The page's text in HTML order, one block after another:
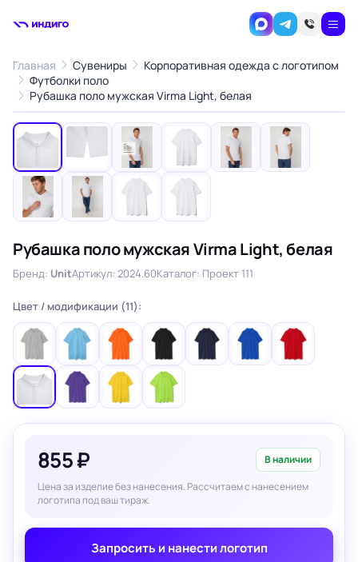
Главная Сувениры
Корпоративная одежда с логотипом
Футболки поло
Рубашка поло мужская Virma Light, белая
‹ ›
Рубашка поло мужская Virma Light, белая
Бренд: UnitАртикул: 2024.60Каталог: Проект 111
Цвет / модификации (11):
855 ₽ В наличии
Цена за изделие без нанесения. Рассчитаем с нанесением
логотипа под ваш тираж.
Запросить и нанести логотип